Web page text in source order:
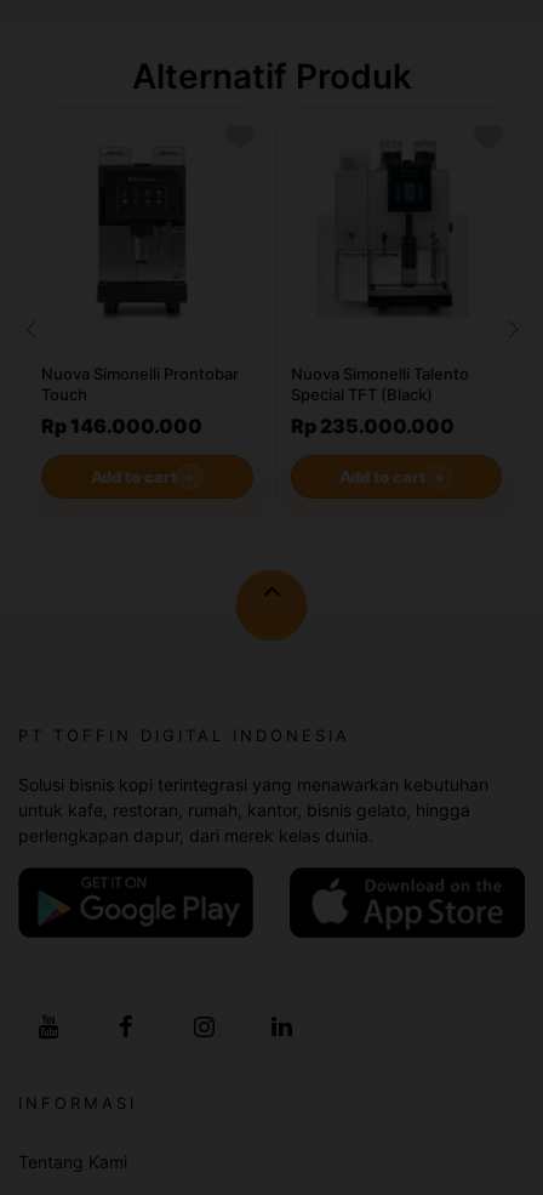
Alternatif Produk
Nuova Simonelli Prontobar
Touch
Rp 146.000.000
Add to cart ＋
Nuova Simonelli Talento
Special TFT (Black)
Rp 235.000.000
Add to cart ＋
PT TOFFIN DIGITAL INDONESIA
Solusi bisnis kopi terintegrasi yang menawarkan kebutuhan
untuk kafe, restoran, rumah, kantor, bisnis gelato, hingga
perlengkapan dapur, dari merek kelas dunia.
INFORMASI
Tentang Kami